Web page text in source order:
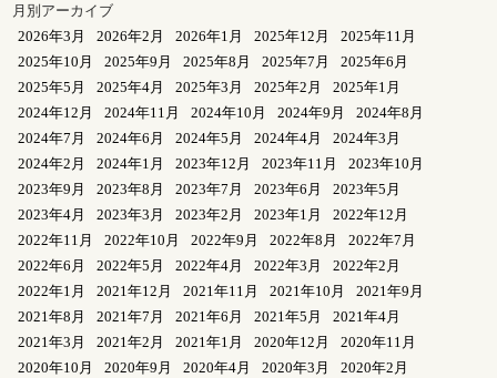
月別アーカイブ
2026年3月
2026年2月 2026年1月 2025年12月
2025年11月
2025年10月
2025年9月 2025年8月 2025年7月
2025年6月
2025年5月
2025年4月 2025年3月 2025年2月
2025年1月
2024年12月
2024年11月 2024年10月 2024年9月
2024年8月
2024年7月
2024年6月 2024年5月 2024年4月
2024年3月
2024年2月
2024年1月 2023年12月 2023年11月
2023年10月
2023年9月
2023年8月 2023年7月 2023年6月
2023年5月
2023年4月
2023年3月 2023年2月 2023年1月
2022年12月
2022年11月
2022年10月 2022年9月 2022年8月
2022年7月
2022年6月
2022年5月 2022年4月 2022年3月
2022年2月
2022年1月
2021年12月 2021年11月 2021年10月
2021年9月
2021年8月
2021年7月 2021年6月 2021年5月
2021年4月
2021年3月
2021年2月 2021年1月 2020年12月
2020年11月
2020年10月
2020年9月 2020年4月 2020年3月
2020年2月